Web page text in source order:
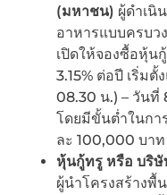
(มหาชน) ผู้ดำเนิ
อาหารแบบครบว
เปิดให้จองซื้อหุ้น
3.15% ต่อปี เริ่ม
08.30 น.) – วันที่
โดยมีขั้นต่ำในก
ละ 100,000 บา
หุ้นกู้ทรู หรือ บริ
ผู้นำโครงสร้าง